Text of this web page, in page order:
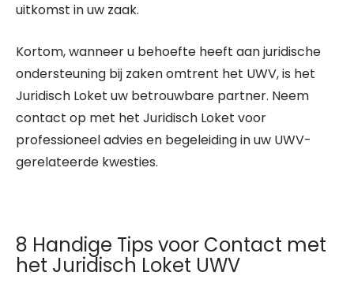
uitkomst in uw zaak.
Kortom, wanneer u behoefte heeft aan juridische
ondersteuning bij zaken omtrent het UWV, is het
Juridisch Loket uw betrouwbare partner. Neem
contact op met het Juridisch Loket voor
professioneel advies en begeleiding in uw UWV-
gerelateerde kwesties.
8 Handige Tips voor Contact met
het Juridisch Loket UWV